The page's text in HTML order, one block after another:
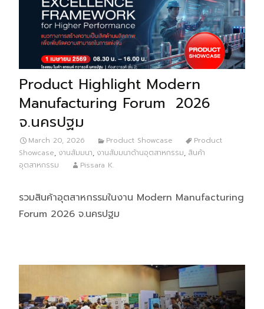
Product Highlight Modern
Manufacturing Forum 2026
จ.นครปฐม
March 20, 2026 Product Showcase
Product
Showcase, งานสัมมนา, งานสัมมนาด้านอุตสาหกรรม, สินค้า
อุตสาหกรรม
Pissara K.
รวมสินค้าอุตสาหกรรมในงาน Modern Manufacturing
Forum 2026 จ.นครปฐม